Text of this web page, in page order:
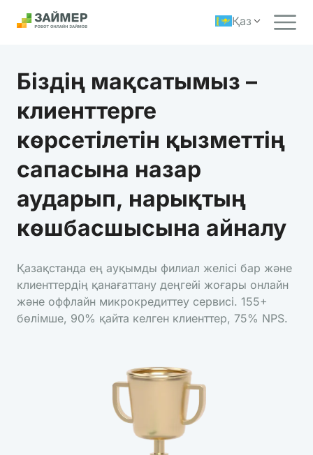
Қаз
Біздің мақсатымыз –
клиенттерге
көрсетілетін қызметтің
сапасына назар
аударып, нарықтың
көшбасшысына айналу
Қазақстанда ең ауқымды филиал желісі бар және
клиенттердің қанағаттану деңгейі жоғары онлайн
және оффлайн микрокредиттеу сервисі. 155+
бөлімше, 90% қайта келген клиенттер, 75% NPS.